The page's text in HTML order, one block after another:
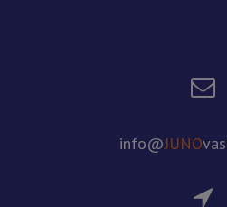
info@JUNO